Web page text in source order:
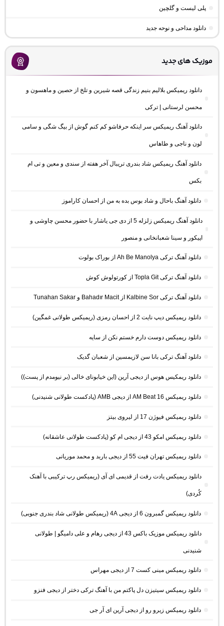
پلی لیست و گلچین
دانلود مداحی و نوحه جدید
موزیک های جدید
دانلود ریمیکس بلالیم بنیم زندگی قصه شیرین و تلخ از حصین و ماهسون و
محسن لرستانی | ترکی
دانلود آهنگ ریمیکس سر اینکه حرفاشو کم کنم گوش از بیگ شگی و سامی
لون و ناجی و طاهاس
دانلود آهنگ ریمیکس شاد بندری تریبال آخر هفته از سندی و معین و تی ام
بکس
دانلود آهنگ باحال و شاد بوس بده به من از احسان کاراموز
دانلود آهنگ ریمیکس زلزله 5 از دی جی یاشار با حضور محسن چاوشی و
اپیکور و سینا شعبانخانی و منصور
دانلود آهنگ ترکی Ah Be Manolya از بوراک بولوت
دانلود آهنگ ترکی Topla Git از کورتولوش کوش
دانلود آهنگ ترکی Kalbine Sor از Bahadır Macit و Tunahan Sakar
دانلود ریمیکس دیپ نایت 2 از احسان رمزی (ریمیکس طولانی غمگین)
دانلود ریمیکس دوست دارم خستم نکن از سایه
دانلود آهنگ ترکی بانا سن لازیمسین از شعبان گدیک
دانلود ریمکیس هوس از دیجی آرین (این خیابونای خالی (بر نیومدم از پست))
دانلود ریمیکس AM Beat 16 از دیجی AMB (پادکست طولانی شنیدنی)
دانلود ریمیکس فیوژن 17 از لیروی بیتز
دانلود ریمیکس امکو 43 از دیجی ام کو (پادکست طولانی عاشقانه)
دانلود ریمیکس تهران فیت 55 از دیجی باربد و محمد موریانی
دانلود ریمیکس یادت رفت از قدیمی ای آی (ریمیکس رپ ترکیبی با آهنک
کُردی)
دانلود ریمیکس گمبرون 6 از دیجی 4A (ریمیکس طولانی شاد بندری جنوبی)
دانلود ریمیکس موزیک باکس 43 از دیجی رهام و علی دامیگو | طولانی
شنیدنی
دانلود ریمیکس مینی کست 7 از دیجی مهراس
دانلود ریمیکس سیتیزن دل پاکتم من با آهنگ ترکی دختر از دیجی فنزو
دانلود ریمیکس زیرو رو از دیجی آرین ای آر جی